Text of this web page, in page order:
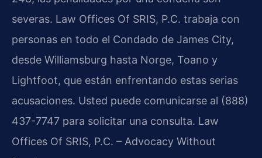
severas. Law Offices Of SRIS, P.C. trabaja con
personas en todo el Condado de James City,
desde Williamsburg hasta Norge, Toano y
Lightfoot, que están enfrentando estas serias
acusaciones. Usted puede comunicarse al (888)
437-7747 para solicitar una consulta. Law
Offices Of SRIS, P.C. – Advocacy Without